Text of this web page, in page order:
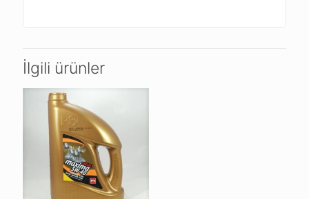
İlgili ürünler